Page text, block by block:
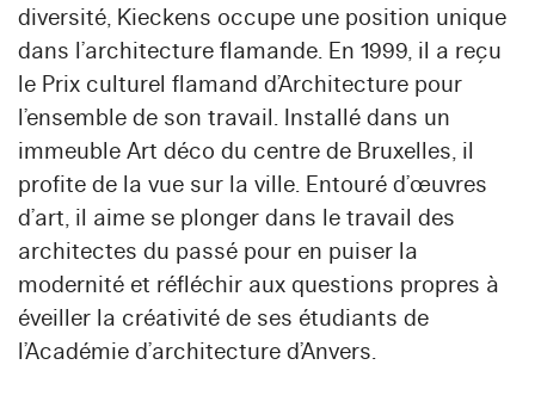
diversité, Kieckens occupe une position unique
dans l’architecture flamande. En 1999, il a reçu
le Prix culturel flamand d’Architecture pour
l’ensemble de son travail. Installé dans un
immeuble Art déco du centre de Bruxelles, il
profite de la vue sur la ville. Entouré d’œuvres
d’art, il aime se plonger dans le travail des
architectes du passé pour en puiser la
modernité et réfléchir aux questions propres à
éveiller la créativité de ses étudiants de
l’Académie d’architecture d’Anvers.